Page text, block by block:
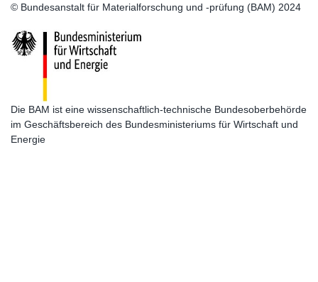
© Bundesanstalt für Materialforschung und -prüfung (BAM) 2024
Die BAM ist eine wissenschaftlich-technische Bundesoberbehörde
im Geschäftsbereich des Bundesministeriums für Wirtschaft und
Energie